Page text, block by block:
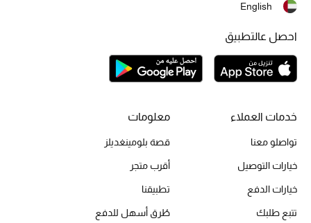
خدمات العملاء
تواصلو معنا
خيارات التوصيل
خيارات الدفع
تتبع طلبك
معلومات
قصة بلومينغديلز
أقرب متجر
تطبيقنا
طُرق أسهل للدفع
English
احصل عالتطبيق